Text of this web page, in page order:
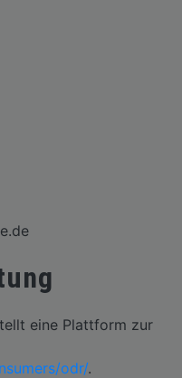
eine Plattform zur
odr/.